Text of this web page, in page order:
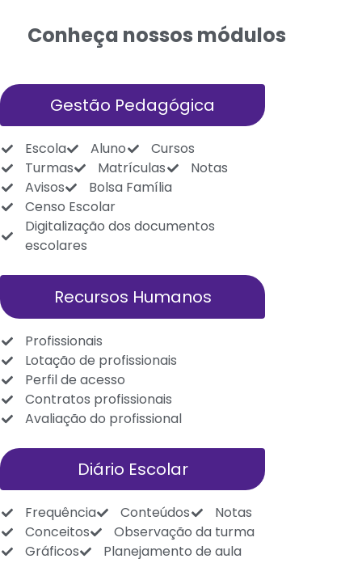
Conheça nossos módulos
Gestão Pedagógica
Escola Aluno
Cursos
Turmas
Matrículas
Notas
Avisos
Bolsa Família
Censo Escolar
Digitalização dos documentos
escolares
Recursos Humanos
Profissionais
Lotação de profissionais
Perfil de acesso
Contratos profissionais
Avaliação do profissional
Diário Escolar
Frequência Conteúdos
Notas
Conceitos
Observação da turma
Gráficos
Planejamento de aula